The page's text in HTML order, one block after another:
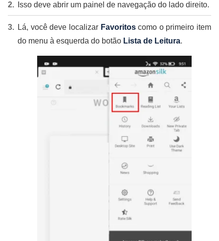
Isso deve abrir um painel de navegação do lado direito.
Lá, você deve localizar Favoritoscomo o primeiro item
do menu à esquerda do botão Lista de Leitura.